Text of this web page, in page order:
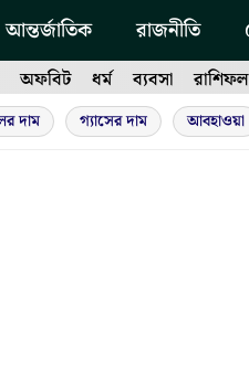
আন্তর্জাতিক রাজনীতি
অফবিট ধর্ম ব্যবসা রাশিফল
দাম গ্যাসের দাম আবহাওয়া